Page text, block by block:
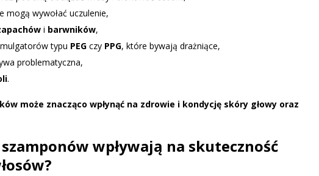
mogą wywołać uczulenie,
i barwników,
typu PEG czy PPG, które bywają drażniące,
problematyczna,
.
może znacząco wpłynąć na zdrowie i kondycję skóry głowy oraz
wpływają na skuteczność